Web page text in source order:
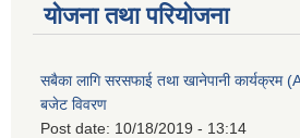
योजना तथा परियोजना
सबैका लागि सरसफाई तथा खानेपानी कार्यक्रम
बजेट विवरण
Post date: 10/18/2019 - 13:14